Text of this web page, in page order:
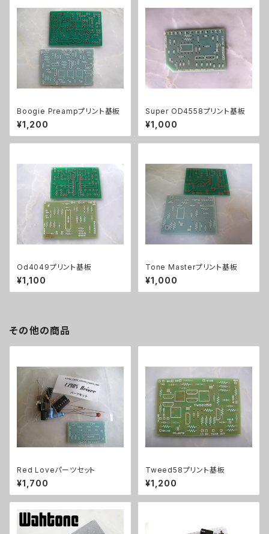
Boogie Preampプリント基板
¥1,200
Super OD4558プリント基板
¥1,000
Od4049プリント基板
¥1,100
Tone Masterプリント基板
¥1,000
その他の商品
Red Loveパーツセット
¥1,700
Tweed58プリント基板
¥1,200